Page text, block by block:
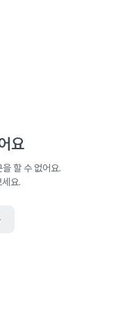
요
할 수 없어요.
요.